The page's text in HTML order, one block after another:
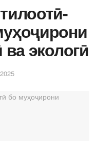
экологӣ